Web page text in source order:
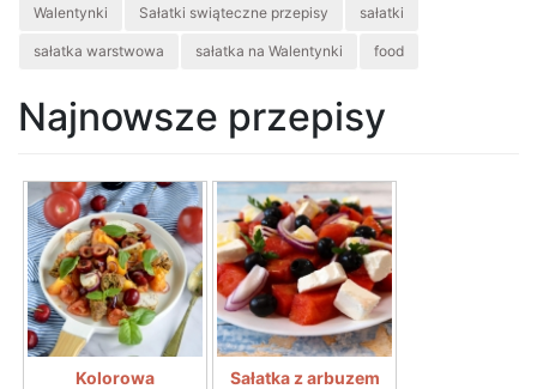
Walentynki Sałatki swiąteczne przepisy sałatki
sałatka warstwowa sałatka na Walentynki food
Najnowsze przepisy
Kolorowa
Sałatka z arbuzem